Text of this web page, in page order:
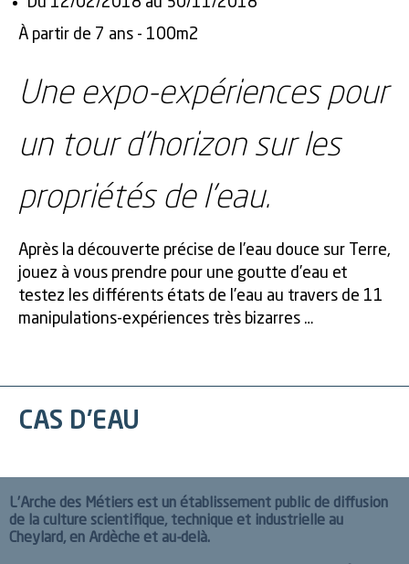
À partir de 7 ans - 100m2
Une expo-expériences pour
un tour d’horizon sur les
propriétés de l’eau.
Après la découverte précise de l’eau douce sur Terre,
jouez à vous prendre pour une goutte d’eau et
testez les différents états de l’eau au travers de 11
manipulations-expériences très bizarres …
CAS D'EAU
L’Arche des Métiers est un établissement public de diffusion
de la culture scientifique, technique et industrielle au
Cheylard, en Ardèche et au-delà.